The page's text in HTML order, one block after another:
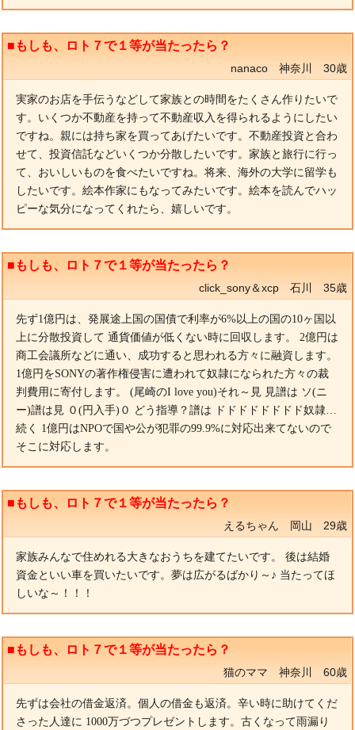
■もしも、ロト７で１等が当たったら？
nanaco 神奈川 30歳
実家のお店を手伝うなどして家族との時間をたくさん作りたいで
す。いくつか不動産を持って不動産収入を得られるようにしたい
ですね。親には持ち家を買ってあげたいです。不動産投資と合わ
せて、投資信託などいくつか分散したいです。家族と旅行に行っ
て、おいしいものを食べたいですね。将来、海外の大学に留学も
したいです。絵本作家にもなってみたいです。絵本を読んでハッ
ピーな気分になってくれたら、嬉しいです。
■もしも、ロト７で１等が当たったら？
click_sony＆xcp 石川 35歳
先ず1億円は、発展途上国の国債で利率が6%以上の国の10ヶ国以
上に分散投資して 通貨価値が低くない時に回収します。 2億円は
商工会議所などに通い、成功すると思われる方々に融資します。
1億円をSONYの著作権侵害に遭われて奴隷になられた方々の裁
判費用に寄付します。 (尾崎のI love you)それ～見 見譜は ソ(ニ
ー)譜は見 ０(円入手)０ どう指導？譜は ドドドドドドドド奴隷…
続く 1億円はNPOで国や公が犯罪の99.9%に対応出来てないので
そこに対応します。
■もしも、ロト７で１等が当たったら？
えるちゃん 岡山 29歳
家族みんなで住めれる大きなおうちを建てたいです。 後は結婚
資金といい車を買いたいです。夢は広がるばかり～♪ 当たってほ
しいな～！！！
■もしも、ロト７で１等が当たったら？
猫のママ 神奈川 60歳
先ずは会社の借金返済。個人の借金も返済。辛い時に助けてくだ
さった人達に 1000万づつプレゼントします。古くなって雨漏り